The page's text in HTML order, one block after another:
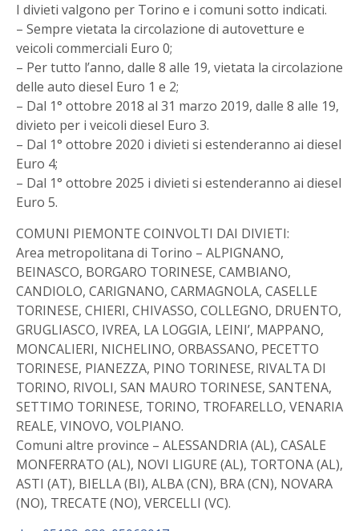
I divieti valgono per Torino e i comuni sotto indicati.
– Sempre vietata la circolazione di autovetture e
veicoli commerciali Euro 0;
– Per tutto l’anno, dalle 8 alle 19, vietata la circolazione
delle auto diesel Euro 1 e 2;
– Dal 1° ottobre 2018 al 31 marzo 2019, dalle 8 alle 19,
divieto per i veicoli diesel Euro 3.
– Dal 1° ottobre 2020 i divieti si estenderanno ai diesel
Euro 4;
– Dal 1° ottobre 2025 i divieti si estenderanno ai diesel
Euro 5.
COMUNI PIEMONTE COINVOLTI DAI DIVIETI:
Area metropolitana di Torino – ALPIGNANO,
BEINASCO, BORGARO TORINESE, CAMBIANO,
CANDIOLO, CARIGNANO, CARMAGNOLA, CASELLE
TORINESE, CHIERI, CHIVASSO, COLLEGNO, DRUENTO,
GRUGLIASCO, IVREA, LA LOGGIA, LEINI’, MAPPANO,
MONCALIERI, NICHELINO, ORBASSANO, PECETTO
TORINESE, PIANEZZA, PINO TORINESE, RIVALTA DI
TORINO, RIVOLI, SAN MAURO TORINESE, SANTENA,
SETTIMO TORINESE, TORINO, TROFARELLO, VENARIA
REALE, VINOVO, VOLPIANO.
Comuni altre province – ALESSANDRIA (AL), CASALE
MONFERRATO (AL), NOVI LIGURE (AL), TORTONA (AL),
ASTI (AT), BIELLA (BI), ALBA (CN), BRA (CN), NOVARA
(NO), TRECATE (NO), VERCELLI (VC).